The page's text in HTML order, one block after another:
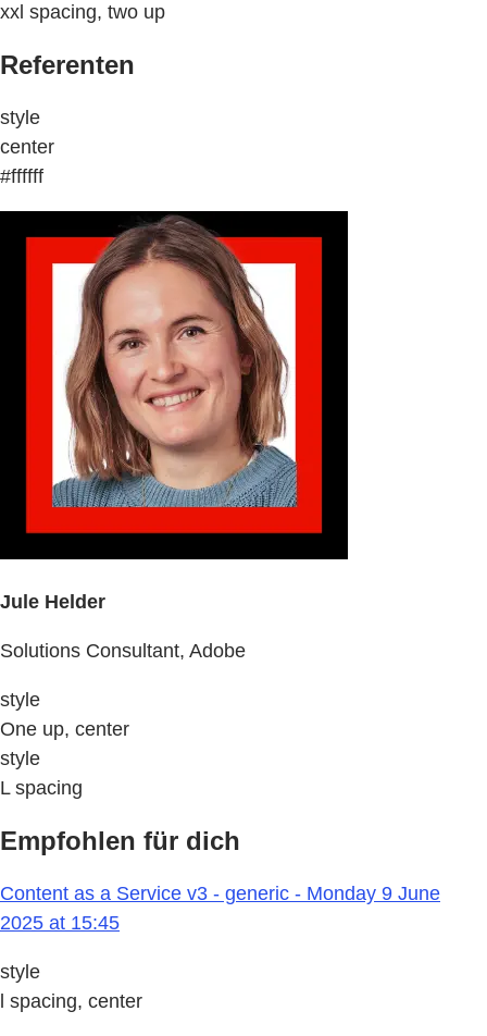
xxl spacing, two up
Referenten
style
center
#ffffff
Jule Helder
Solutions Consultant, Adobe
style
One up, center
style
L spacing
Empfohlen für dich
Content as a Service v3 - generic - Monday 9 June
2025 at 15:45
style
l spacing, center